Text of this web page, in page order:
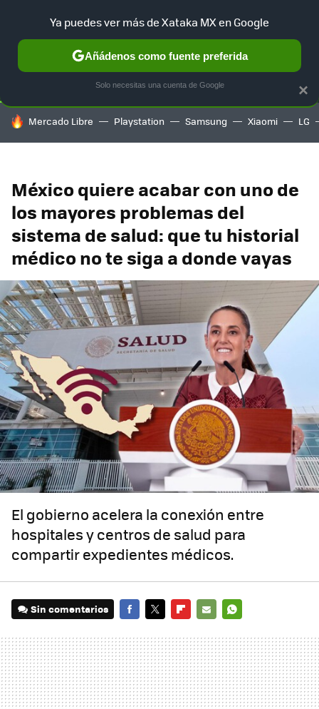
SELECCIÓN GAMING HOME AUTO TERRITORIO
HOY SE HABLA DE
Mercado Libre Playstation Samsung Xiaomi LG
México quiere acabar con uno de
los mayores problemas del
sistema de salud: que tu historial
médico no te siga a donde vayas
El gobierno acelera la conexión entre
hospitales y centros de salud para
compartir expedientes médicos.
Sin comentarios
MAIL
×
Ya puedes ver más de Xataka MX en Google
Añádenos como fuente preferida
Solo necesitas una cuenta de Google